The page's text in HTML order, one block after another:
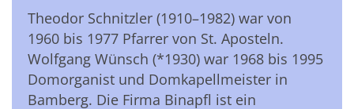
Theodor Schnitzler (1910–1982) war von
1960 bis 1977 Pfarrer von St. Aposteln.
Wolfgang Wünsch (*1930) war 1968 bis 1995
Domorganist und Domkapellmeister in
Bamberg. Die Firma Binapfl ist ein